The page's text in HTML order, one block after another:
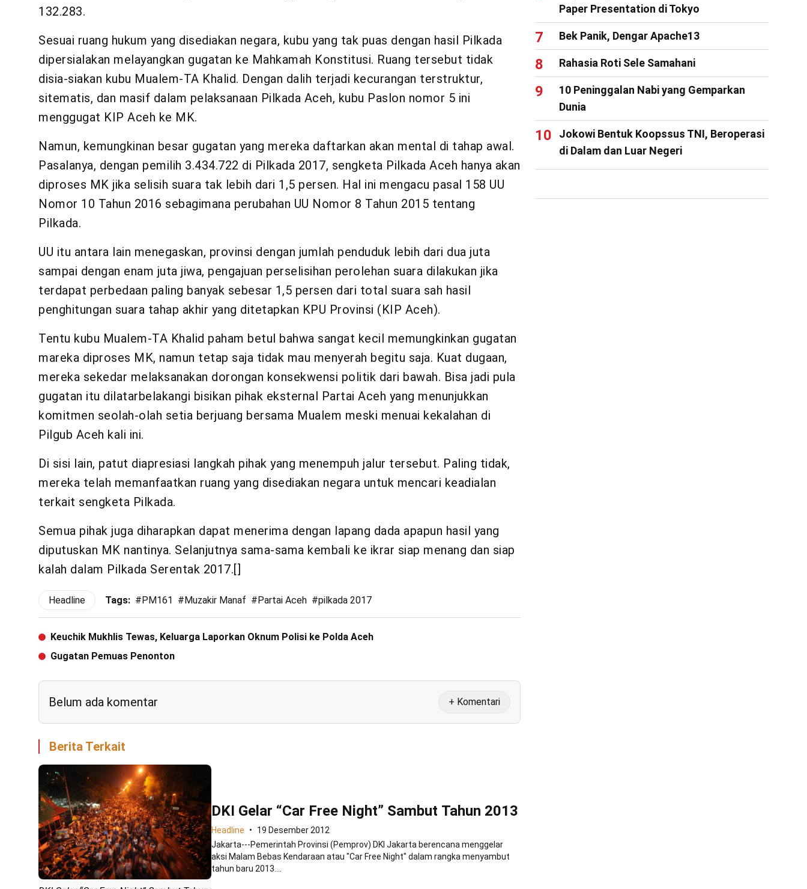
132.283.
Sesuai ruang hukum yang disediakan negara, kubu yang tak puas dengan hasil Pilkada
dipersialakan melayangkan gugatan ke Mahkamah Konstitusi. Ruang tersebut tidak
disia-siakan kubu Mualem-TA Khalid. Dengan dalih terjadi kecurangan terstruktur,
sitematis, dan masif dalam pelaksanaan Pilkada Aceh, kubu Paslon nomor 5 ini
menggugat KIP Aceh ke MK.
Namun, kemungkinan besar gugatan yang mereka daftarkan akan mental di tahap awal.
Pasalanya, dengan pemilih 3.434.722 di Pilkada 2017, sengketa Pilkada Aceh hanya akan
diproses MK jika selisih suara tak lebih dari 1,5 persen. Hal ini mengacu pasal 158 UU
Nomor 10 Tahun 2016 sebagimana perubahan UU Nomor 8 Tahun 2015 tentang
Pilkada.
UU itu antara lain menegaskan, provinsi dengan jumlah penduduk lebih dari dua juta
sampai dengan enam juta jiwa, pengajuan perselisihan perolehan suara dilakukan jika
terdapat perbedaan paling banyak sebesar 1,5 persen dari total suara sah hasil
penghitungan suara tahap akhir yang ditetapkan KPU Provinsi (KIP Aceh).
Tentu kubu Mualem-TA Khalid paham betul bahwa sangat kecil memungkinkan gugatan
mareka diproses MK, namun tetap saja tidak mau menyerah begitu saja. Kuat dugaan,
mereka sekedar melaksanakan dorongan konsekwensi politik dari bawah. Bisa jadi pula
gugatan itu dilatarbelakangi bisikan pihak eksternal Partai Aceh yang menunjukkan
komitmen seolah-olah setia berjuang bersama Mualem meski menuai kekalahan di
Pilgub Aceh kali ini.
Di sisi lain, patut diapresiasi langkah pihak yang menempuh jalur tersebut. Paling tidak,
mereka telah memanfaatkan ruang yang disediakan negara untuk mencari keadialan
terkait sengketa Pilkada.
Semua pihak juga diharapkan dapat menerima dengan lapang dada apapun hasil yang
diputuskan MK nantinya. Selanjutnya sama-sama kembali ke ikrar siap menang dan siap
kalah dalam Pilkada Serentak 2017.[]
Headline Tags: #PM161 #Muzakir Manaf #Partai Aceh #pilkada 2017
Keuchik Mukhlis Tewas, Keluarga Laporkan Oknum Polisi ke Polda Aceh
Gugatan Pemuas Penonton
Belum ada komentar + Komentari
Berita Terkait
DKI Gelar “Car Free Night” Sambut Tahun 2013
Headline
19 Desember 2012
Jakarta---Pemerintah Provinsi (Pemprov) DKI Jakarta berencana menggelar
aksi Malam Bebas Kendaraan atau "Car Free Night" dalam rangka menyambut
tahun baru 2013....
Paper Presentation di Tokyo
Bek Panik, Dengar Apache13
Rahasia Roti Sele Samahani
10 Peninggalan Nabi yang Gemparkan
Dunia
Jokowi Bentuk Koopssus TNI, Beroperasi
di Dalam dan Luar Negeri